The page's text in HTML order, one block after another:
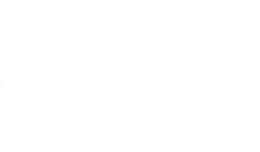
Eichenberg Fesslerhof-Metzgerei